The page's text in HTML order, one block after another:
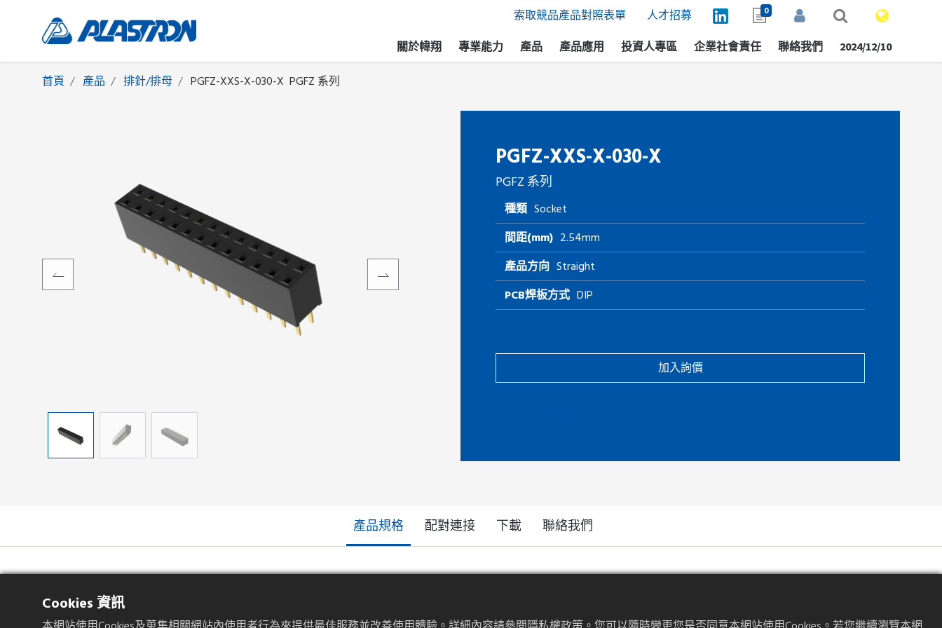
關於幃翔 專業能力 產品 產品應用 投資人專區 企業社會責任 聯絡我們 2024/12/10
0
索取競品產品對照表單 人才招募
首頁 產品 排針/排母 PGFZ-XXS-X-030-X PGFZ 系列
PGFZ-XXS-X-030-X
PGFZ 系列
加入詢價
種類 Socket
間距(mm) 2.54mm
產品方向 Straight
PCB焊板方式 DIP
產品規格 配對連接 下載 聯絡我們
Cookies 資訊